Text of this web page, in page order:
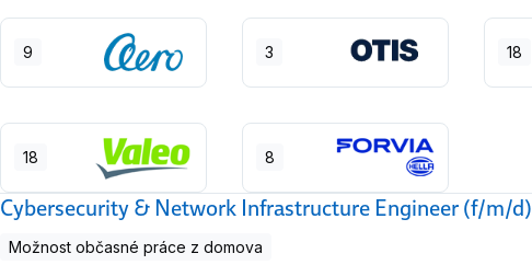
9 3 18
18 8
Cybersecurity & Network Infrastructure Engineer (f/m/d)
Možnost občasné práce z domova